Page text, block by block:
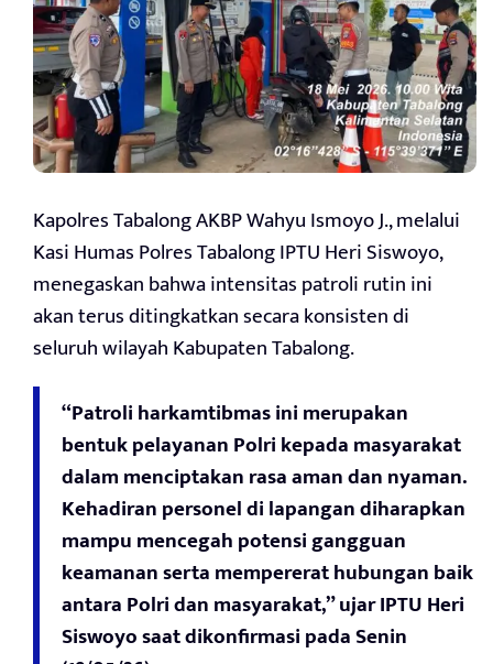
Kapolres Tabalong AKBP Wahyu Ismoyo J., melalui
Kasi Humas Polres Tabalong IPTU Heri Siswoyo,
menegaskan bahwa intensitas patroli rutin ini
akan terus ditingkatkan secara konsisten di
seluruh wilayah Kabupaten Tabalong.
“Patroli harkamtibmas ini merupakan
bentuk pelayanan Polri kepada masyarakat
dalam menciptakan rasa aman dan nyaman.
Kehadiran personel di lapangan diharapkan
mampu mencegah potensi gangguan
keamanan serta mempererat hubungan baik
antara Polri dan masyarakat,” ujar IPTU Heri
Siswoyo saat dikonfirmasi pada Senin